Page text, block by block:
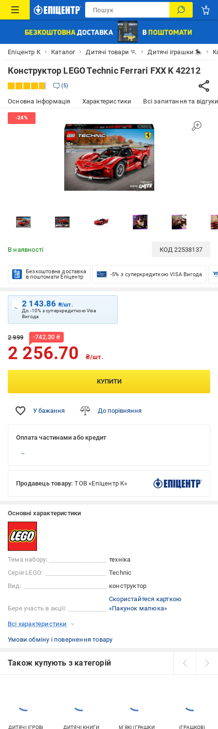
Епіцентр К Каталог Дитячі товари 🏃 Дитячі іграшки 🎠
Конструктор LEGO Technic Ferrari FXX K 42212
5
Основна інформація Характеристики Всі запитання та
В наявності КОД22538137
Безкоштовна доставка
в поштомати Епіцентр
-5% з суперкредиткою VISA Вигода
2 143.86 ₴/шт.
До -10% з суперкредиткою Visa
Вигода
2 999 -742.30 ₴
2 256.70 ₴/шт.
КУПИТИ
У бажання До порівняння
Оплата частинами або кредит
Продавець товару: ТОВ «Епіцентр К»
Основні характеристики
Тема набору:
техніка
Серія LEGO:
Technic
Вид:
конструктор
Бере участь в акції:
Скористайтеся карткою
«Пакунок малюка»
Всі характеристики
Умови обміну і повернення товару
Також купують з категорій
ДИТЯЧІ ІГРОВІ
ДИТЯЧІ КНИГИ М'ЯКІ ІГРАШКИ
ІГРАШКОВІ